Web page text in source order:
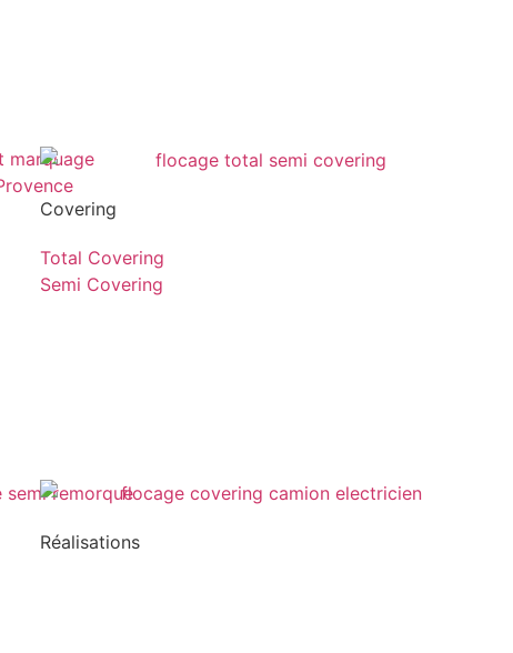
Covering
Total Covering
Semi Covering
Réalisations